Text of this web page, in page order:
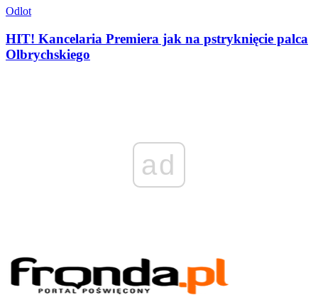
Odlot
HIT! Kancelaria Premiera jak na pstryknięcie palca
Olbrychskiego
ad